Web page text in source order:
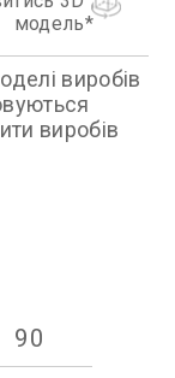
модель
виробів
виробів
90